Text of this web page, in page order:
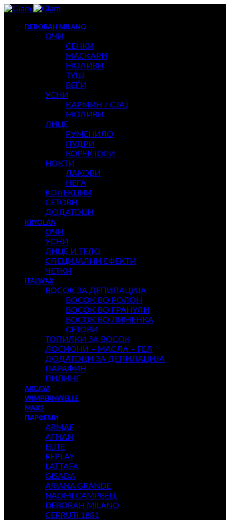
DEBORAH MILANO
ОЧИ
СЕНКИ
МАСКАРИ
МОЛИВИ
ТУШ
ВЕЃИ
УСНИ
КАРМИН / СЈАЈ
МОЛИВИ
ЛИЦЕ
РУМЕНИЛО
ПУДРИ
КОРЕКТОРИ
НОКТИ
ЛАКОВИ
НЕГА
КОЛЕКЦИИ
СЕТОВИ
ДОДАТОЦИ
KRYOLAN
ОЧИ
УСНИ
ЛИЦЕ И ТЕЛО
СПЕЦИЈАЛНИ ЕФЕКТИ
ЧЕТКИ
ITALWAX
ВОСОК ЗА ДЕПИЛАЦИЈА
ВОСОК ВО РОЛОН
ВОСОК ВО ГРАНУЛИ
ВОСОК ВО ЛИМЕНКА
СЕТОВИ
ТОПИЛКИ ЗА ВОСОК
ЛОСИОНИ – МАСЛА – ГЕЛ
ДОДАТОЦИ ЗА ДЕПИЛАЦИЈА
ПАРАФИН
ПИЛИНГ
ARCAYA
WIMPERNWELLE
MAX2
ПАРФЕМИ
ARMAF
AFNAN
ELITE
REPLAY
LATTAFA
GISADA
ARIANA GRANDE
NAOMI CAMPBELL
DEBORAH MILANO
CERRUTI 1881